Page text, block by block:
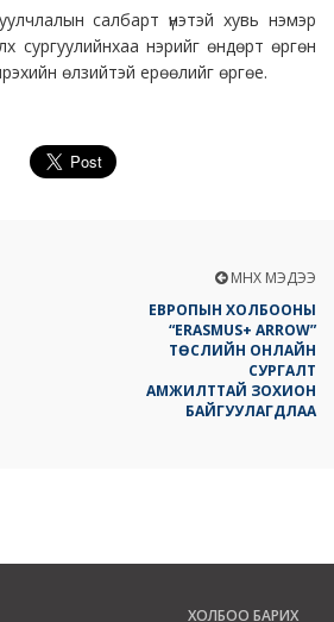
салбарт үнэтэй хувь нэмэр
сургуулийнхаа нэрийг өндөрт өргөн
өлзийтэй ерөөлийг өргөе.
ӨМНӨХ МЭДЭЭ
ЕВРОПЫН ХОЛБООНЫ
“ERASMUS+ ARROW”
ТӨСЛИЙН ОНЛАЙН
СУРГАЛТ
АМЖИЛТТАЙ ЗОХИОН
БАЙГУУЛАГДЛАА
ХОЛБОО БАРИХ